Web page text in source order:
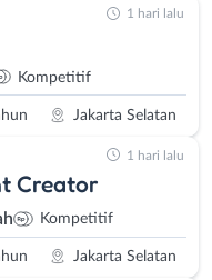
Kompetitif
Jakarta Selatan
1 hari lalu
Creator
Kompetitif
Jakarta Selatan
1 hari lalu